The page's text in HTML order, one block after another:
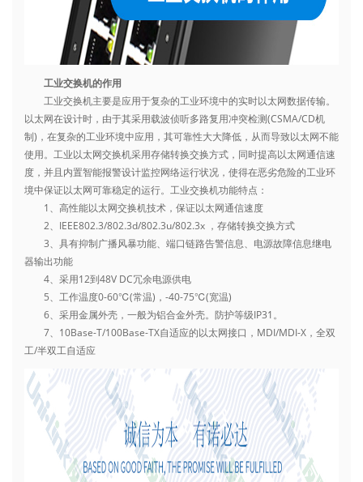
工业交换机的作用
工业交换机主要是应用于复杂的工业环境中的实时以太网数据传输。
以太网在设计时，由于其采用载波侦听多路复用冲突检测(CSMA/CD机
制)，在复杂的工业环境中应用，其可靠性大大降低，从而导致以太网不能
使用。工业以太网交换机采用存储转换交换方式，同时提高以太网通信速
度，并且内置智能报警设计监控网络运行状况，使得在恶劣危险的工业环
境中保证以太网可靠稳定的运行。工业交换机功能特点：
1、高性能以太网交换机技术，保证以太网通信速度
2、IEEE802.3/802.3d/802.3u/802.3x ，存储转换交换方式
3、具有抑制广播风暴功能、端口链路告警信息、电源故障信息继电
器输出功能
4、采用12到48V DC冗余电源供电
5、工作温度0-60℃(常温)，-40-75℃(宽温)
6、采用金属外壳，一般为铝合金外壳。防护等级IP31。
7、10Base-T/100Base-TX自适应的以太网接口，MDI/MDI-X，全双
工/半双工自适应